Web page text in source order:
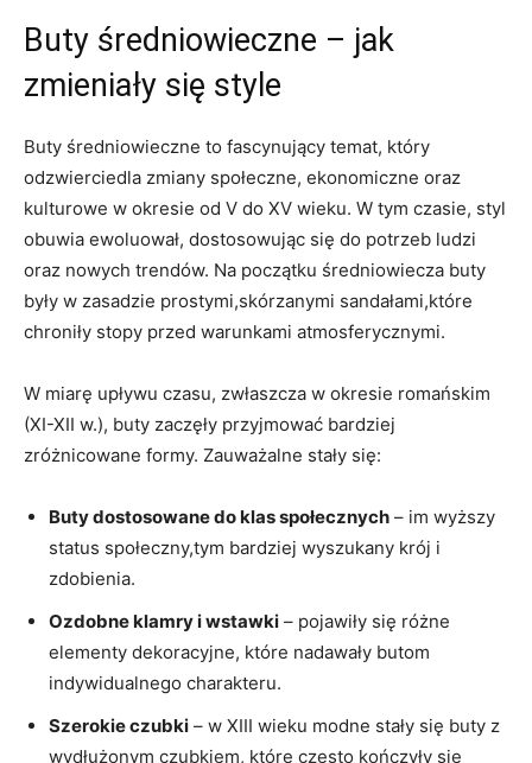
Buty średniowieczne⁢ – jak
zmieniały się style
Buty średniowieczne to‌ fascynujący temat, który
odzwierciedla zmiany społeczne, ekonomiczne oraz⁣
kulturowe⁢ w okresie od V do XV wieku.‌ W tym⁢ czasie, ​styl
obuwia ⁣ewoluował, dostosowując się ​do potrzeb ludzi
oraz nowych trendów. Na początku średniowiecza‌ buty
były w ‌zasadzie prostymi,skórzanymi sandałami,które
chroniły stopy przed warunkami atmosferycznymi.
W miarę upływu czasu, zwłaszcza w‌ okresie⁤ romańskim
(XI-XII ‍w.), buty​ zaczęły przyjmować bardziej
zróżnicowane formy.​ Zauważalne stały się:
Buty dostosowane do klas społecznych – im wyższy
status społeczny,tym bardziej wyszukany krój i
zdobienia.
Ozdobne klamry i wstawki – pojawiły się różne
elementy dekoracyjne, które nadawały butom
indywidualnego charakteru.
Szerokie⁣ czubki – w XIII​ wieku modne stały się buty z
wydłużonym czubkiem, które ​często kończyły się